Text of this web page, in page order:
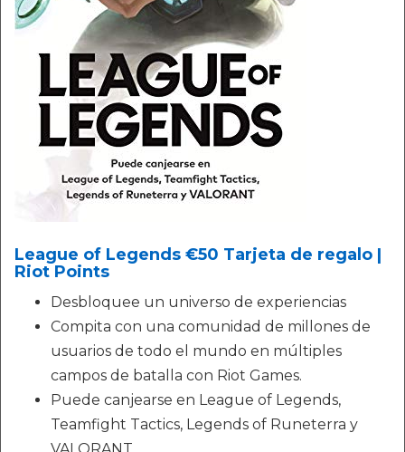
League of Legends €50 Tarjeta de regalo |
Riot Points
Desbloquee un universo de experiencias
Compita con una comunidad de millones de
usuarios de todo el mundo en múltiples
campos de batalla con Riot Games.
Puede canjearse en League of Legends,
Teamfight Tactics, Legends of Runeterra y